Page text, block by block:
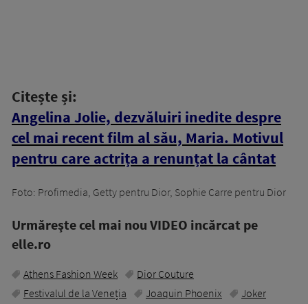
Citește și:
Angelina Jolie, dezvăluiri inedite despre
cel mai recent film al său, Maria. Motivul
pentru care actrița a renunțat la cântat
Foto: Profimedia, Getty pentru Dior, Sophie Carre pentru Dior
Urmăreşte cel mai nou VIDEO incărcat pe
elle.ro
Athens Fashion Week
Dior Couture
Festivalul de la Veneția
Joaquin Phoenix
Joker